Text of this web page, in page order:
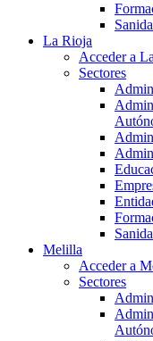
La Rioja
Acceder a
Sectores
Melilla
Acceder a
Sectores